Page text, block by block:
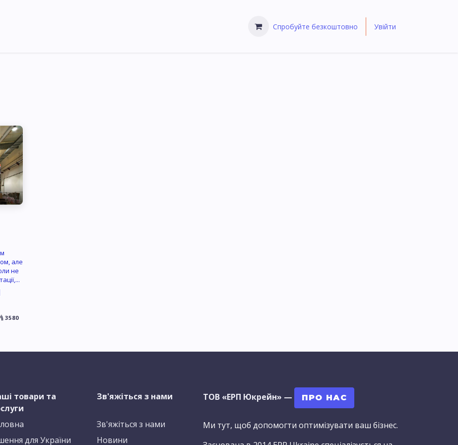
Спробуйте безкоштовно Увійти
але
не
3580
товари та
для України
Зв'яжіться з нами
Зв'яжіться з нами
Новини
ТОВ «ЕРП Юкрейн» — ПРО НАС
Ми тут, щоб допомогти оптимізувати ваш бізнес.